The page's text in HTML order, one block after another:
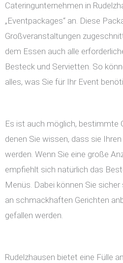
Cateringunternehmen in
„Eventpackages“ an. Diese
Großveranstaltungen
dem Essen auch alle
Besteck und Servietten. So
alles, was Sie für Ihr Event
Es ist auch möglich, bestimmte
denen Sie wissen, dass sie
werden. Wenn Sie eine große
empfiehlt sich natürlich das
Menüs. Dabei können Sie
an schmackhaften Gerichten
gefallen werden.
Rudelzhausen bietet eine Fülle